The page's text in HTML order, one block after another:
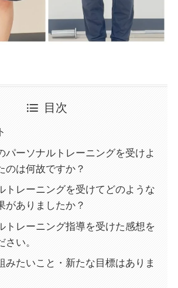
目次
パーソナルトレーニングを受けよ
のは何故ですか？
トレーニングを受けてどのような
がありましたか？
トレーニング指導を受けた感想を
さい。
みたいこと・新たな目標はありま